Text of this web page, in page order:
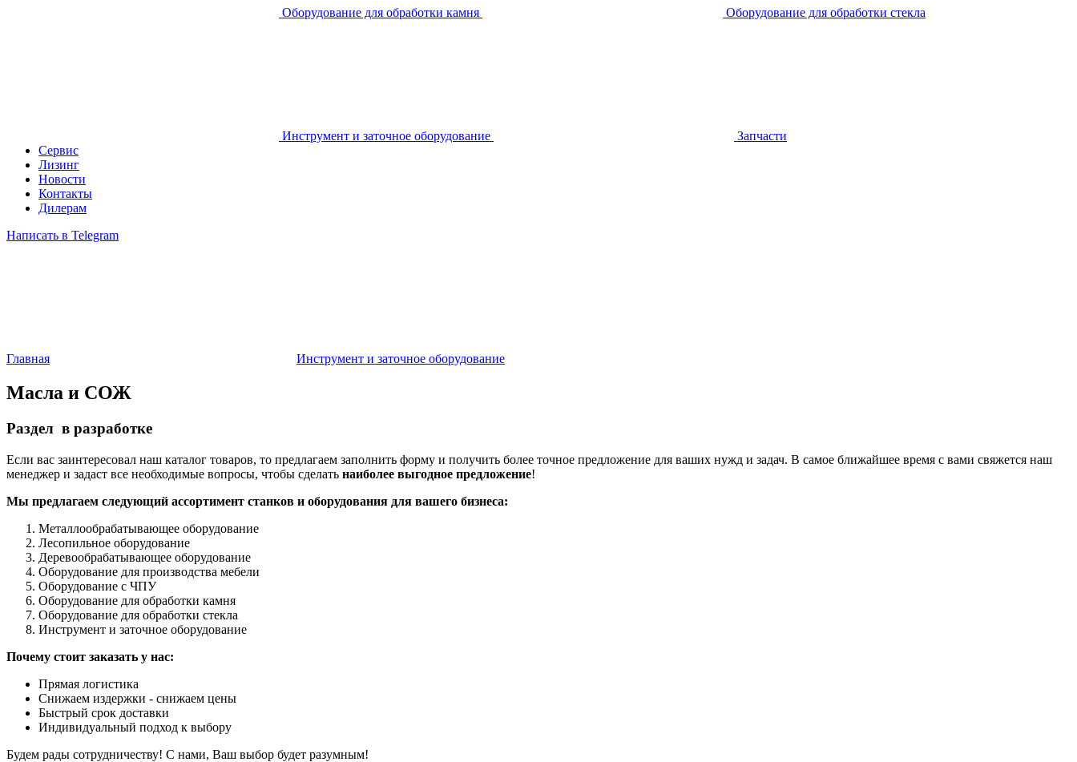
Оборудование для обработки камня Оборудование для обработки стекла
Инструмент и заточное оборудование
Запчасти
Сервис
Лизинг
Новости
Контакты
Дилерам
Написать в Telegram
Главная Инструмент и заточное оборудование
Масла и СОЖ
Раздел в разработке
Если вас заинтересовал наш каталог товаров, то предлагаем заполнить форму и получить более точное предложение для ваших нужд и задач. В самое ближайшее время с вами свяжется наш
менеджер и задаст все необходимые вопросы, чтобы сделать наиболее выгодное предложение!
Мы предлагаем следующий ассортимент станков и оборудования для вашего бизнеса:
Металлообрабатывающее оборудование
Лесопильное оборудование
Деревообрабатывающее оборудование
Оборудование для производства мебели
Оборудование с ЧПУ
Оборудование для обработки камня
Оборудование для обработки стекла
Инструмент и заточное оборудование
Почему стоит заказать у нас:
Прямая логистика
Снижаем издержки - снижаем цены
Быстрый срок доставки
Индивидуальный подход к выбору
Будем рады сотрудничеству! С нами, Ваш выбор будет разумным!